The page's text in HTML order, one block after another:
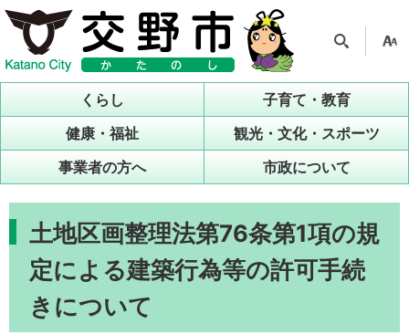
ル
くらし
子育て・教育
健康・福祉
観光・文化・スポーツ
事業者の方へ
市政について
土地区画整理法第76条第1項の規
定による建築行為等の許可手続
きについて